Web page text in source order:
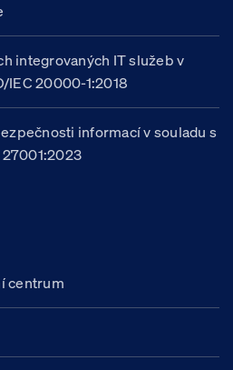
integrovaných IT služeb v
IEC 20000-1:2018
informací v souladu s
27001:2023
centrum